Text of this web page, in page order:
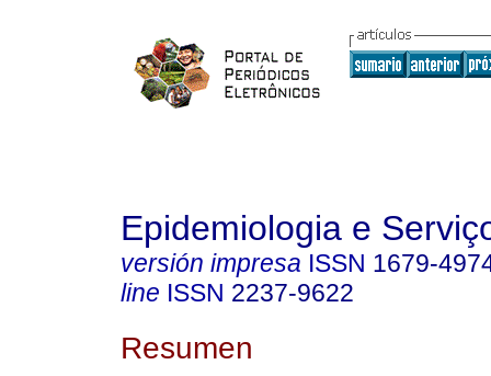
Epidemiologia e
versión impresa ISSN 1679-
line ISSN 2237-9622
Resumen